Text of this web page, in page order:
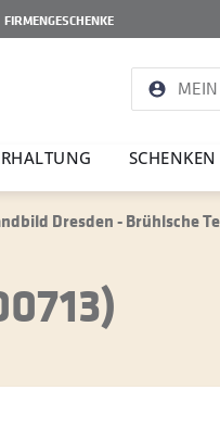
FIRMENGESCHENKE
Dresden - Brühlsche